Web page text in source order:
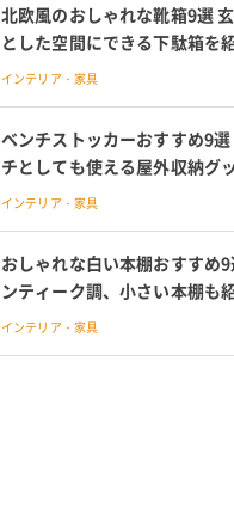
北欧風のおしゃれな靴箱9選
とした空間にできる下駄箱を
インテリア・家具
ベンチストッカーおすすめ9
チとしても使える屋外収納グ
インテリア・家具
おしゃれな白い本棚おすすめ
ンティーク調、小さい本棚も
インテリア・家具